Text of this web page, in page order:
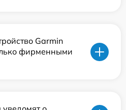
Garmin
фирменными